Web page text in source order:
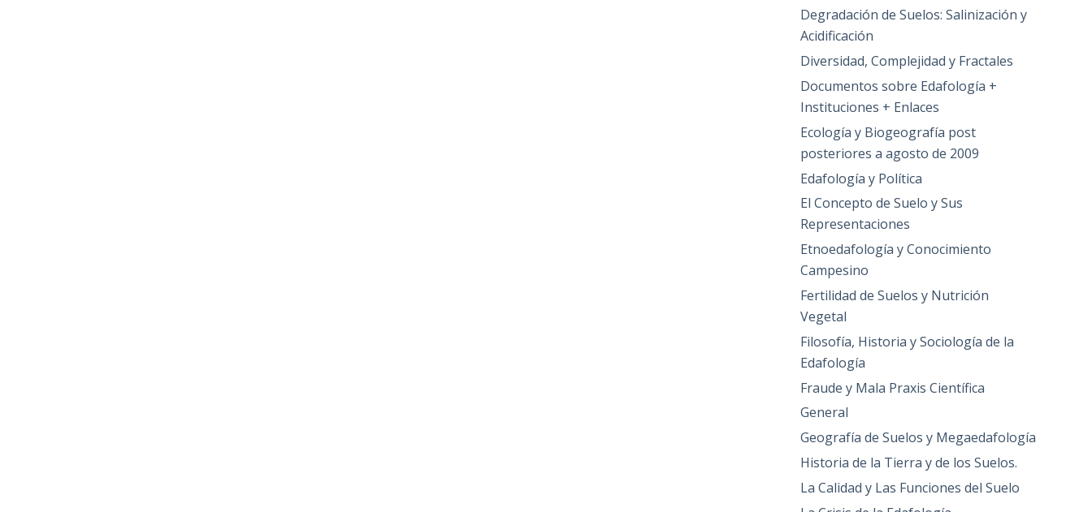
Degradación de Suelos: Salinización y
Acidificación
Diversidad, Complejidad y Fractales
Documentos sobre Edafología +
Instituciones + Enlaces
Ecología y Biogeografía post
posteriores a agosto de 2009
Edafología y Política
El Concepto de Suelo y Sus
Representaciones
Etnoedafología y Conocimiento
Campesino
Fertilidad de Suelos y Nutrición
Vegetal
Filosofía, Historia y Sociología de la
Edafología
Fraude y Mala Praxis Científica
General
Geografía de Suelos y Megaedafología
Historia de la Tierra y de los Suelos.
La Calidad y Las Funciones del Suelo